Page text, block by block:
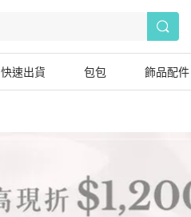
快速出貨 包包 飾品配件